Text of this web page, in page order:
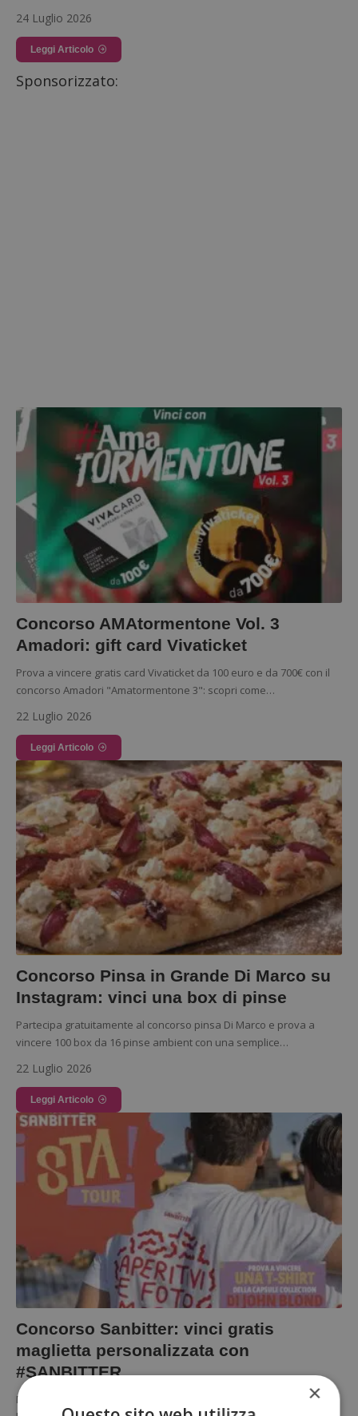
24 Luglio 2026
Leggi Articolo
Sponsorizzato:
Concorso AMAtormentone Vol. 3
Amadori: gift card Vivaticket
Prova a vincere gratis card Vivaticket da 100 euro e da 700€ con il
concorso Amadori "Amatormentone 3": scopri come…
22 Luglio 2026
Leggi Articolo
Concorso Pinsa in Grande Di Marco su
Instagram: vinci una box di pinse
Partecipa gratuitamente al concorso pinsa Di Marco e prova a
vincere 100 box da 16 pinse ambient con una semplice…
22 Luglio 2026
Leggi Articolo
Concorso Sanbitter: vinci gratis
maglietta personalizzata con
#SANBITTER
Partecipa gratuitamente al concorso Sanbitter e scopri subito se
×